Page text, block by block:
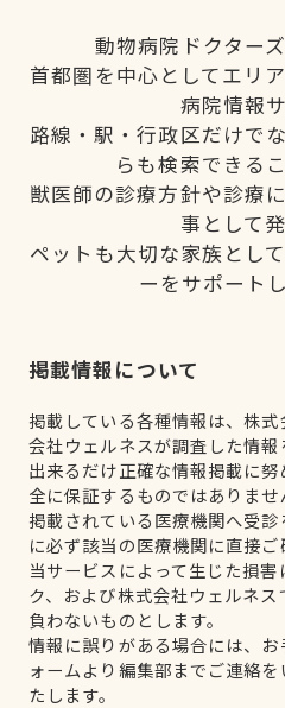
動物病院ドクター
首都圏を中心としてエリ
病院情報サ
路線・駅・行政区だけで
らも検索できる
獣医師の診療方針や診療
事として発
ペットも大切な家族とし
ーをサポート
掲載情報について
掲載している各種情報は、株
会社ウェルネスが調査した情報
出来るだけ正確な情報掲載に
全に保証するものではありませ
掲載されている医療機関へ受
に必ず該当の医療機関に直接ご
当サービスによって生じた損
ク、および株式会社ウェルネ
負わないものとします。
情報に誤りがある場合には、
ォームより編集部までご連絡
たします。